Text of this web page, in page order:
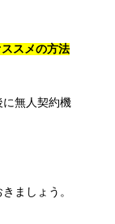
スメの方法
に無人契約機
ましょう。